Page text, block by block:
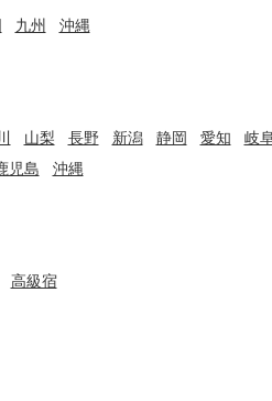
九州 沖縄
山梨 長野 新潟 静岡 愛知 岐
児島 沖縄
高級宿